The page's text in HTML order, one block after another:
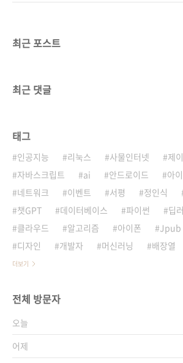
최근 포스트
최근 댓글
태그
인공지능 리눅스 사물인터넷 제
자바스크립트
ai 안드로이드 아
네트워크
이벤트 서평 정인식
챗GPT
데이터베이스 파이썬 딥
클라우드
알고리즘 아이폰 Jpub
디자인
개발자 머신러닝 배장열
더보기
전체 방문자
오늘
어제